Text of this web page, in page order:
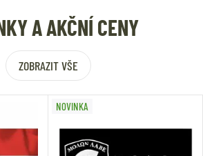
A AKČNÍ CENY
ZOBRAZIT VŠE
NOVINKA